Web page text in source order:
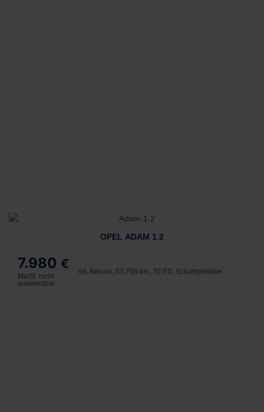
OPEL ADAM 1.2
7.980 €
MwSt. nicht
ausweisbar
rot, Benzin, 53.798 km, 70 PS, Schaltgetriebe